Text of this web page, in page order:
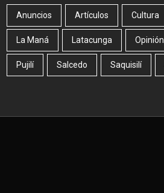
Anuncios Artículos Cultura
La Maná Latacunga Opinión
Pujilí Salcedo Saquisilí